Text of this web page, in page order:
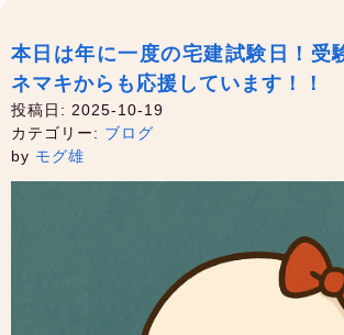
本日は年に一度の宅建試験日！受
ネマキからも応援しています！！
投稿日: 2025-10-19
カテゴリー: ブログ
by モグ雄